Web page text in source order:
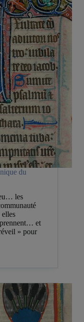
du
les
elles
et
» pour